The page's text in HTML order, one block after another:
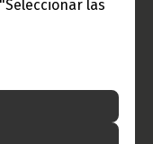
las